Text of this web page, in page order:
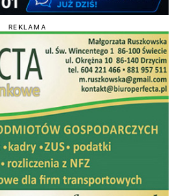
REKLAMA